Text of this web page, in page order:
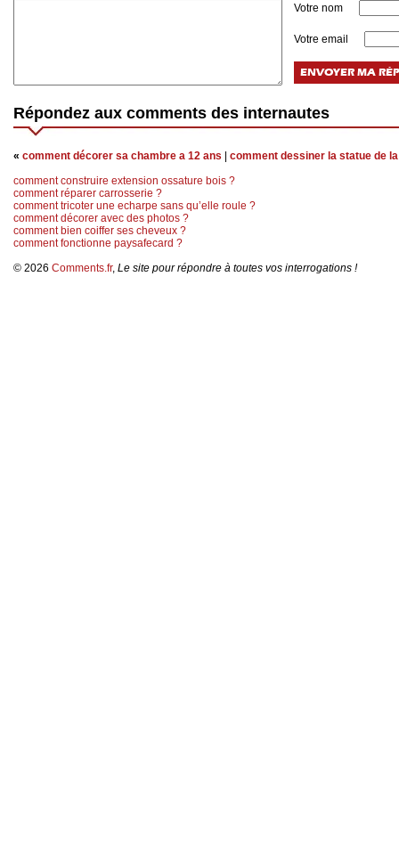
Votre nom
Votre email
Répondez aux comments des internautes
« comment décorer sa chambre a 12 ans
comment dessiner la statue de
comment construire extension ossature bois ?
comment réparer carrosserie ?
comment tricoter une echarpe sans qu’elle roule ?
comment décorer avec des photos ?
comment bien coiffer ses cheveux ?
comment fonctionne paysafecard ?
© 2026 Comments.fr, Le site pour répondre à toutes vos interrogations !